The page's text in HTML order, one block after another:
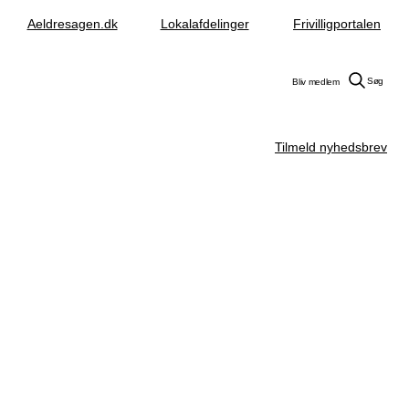
Aeldresagen.dk Lokalafdelinger Frivilligportalen
Bliv medlem Søg
Tilmeld nyhedsbrev